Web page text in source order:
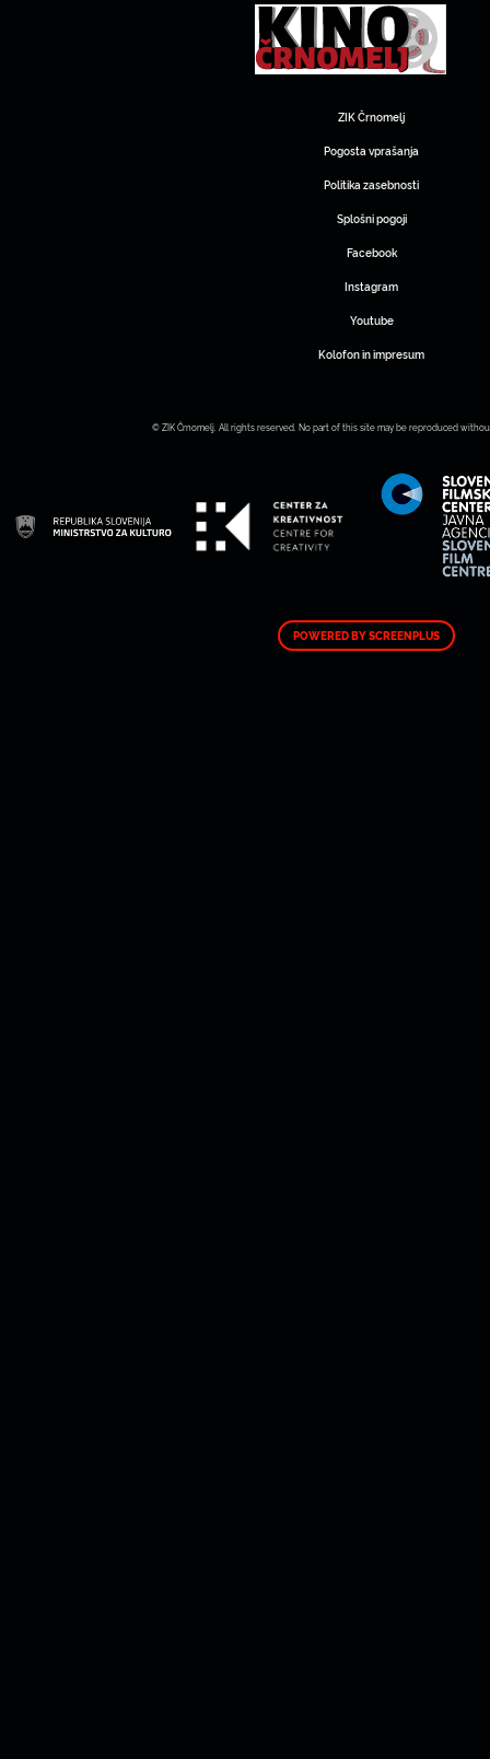
ZIK Črnomelj
Pogosta vprašanja
Politika zasebnosti
Splošni pogoji
Facebook
Instagram
Youtube
Kolofon in impresum
© ZIK Črnomelj. All rights reserved. No part of this site may be reproduced
POWERED BY SCREENPLUS